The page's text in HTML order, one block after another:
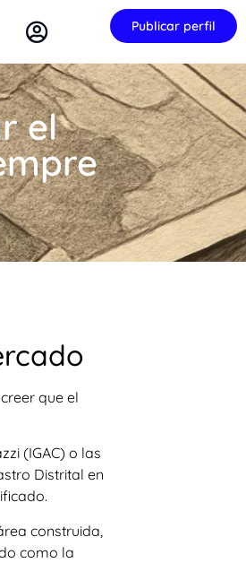
Publicar perfil
el
que el
(IGAC) o las
Distrital en
construida,
como la